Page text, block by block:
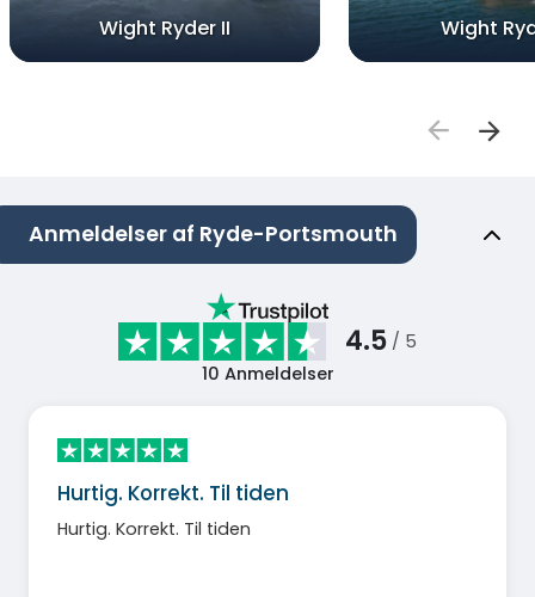
Wight Ryder II Wight
Anmeldelser af Ryde-Portsmouth
4.5 / 5
10 Anmeldelser
Hurtig. Korrekt. Til tiden
Hurtig. Korrekt. Til tiden